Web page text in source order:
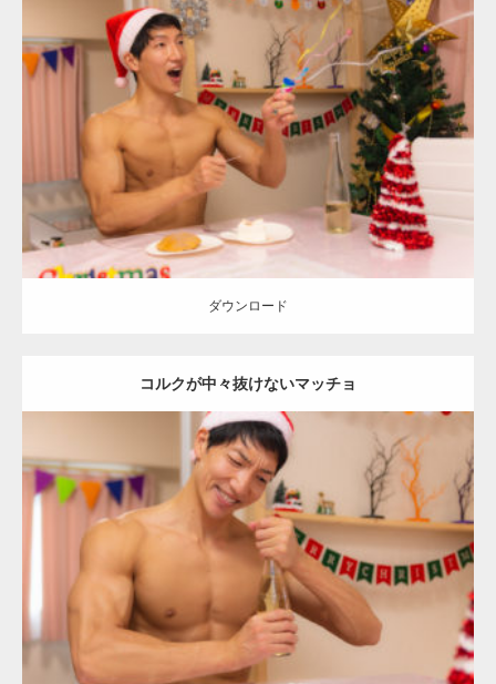
Update: 2022.01.22
クリスマスのマッチョ オレンジの人 AKIHITO(細マッチョ)
上腕二頭筋 肩
ダウンロード
ダウンロード
コルクが中々抜けないマッチョ
Update:2022.01.22
Category: クリスマスのマッチョ オレンジの人
AKIHITO(細マッチョ)
上腕二頭筋 肩
ダウンロード